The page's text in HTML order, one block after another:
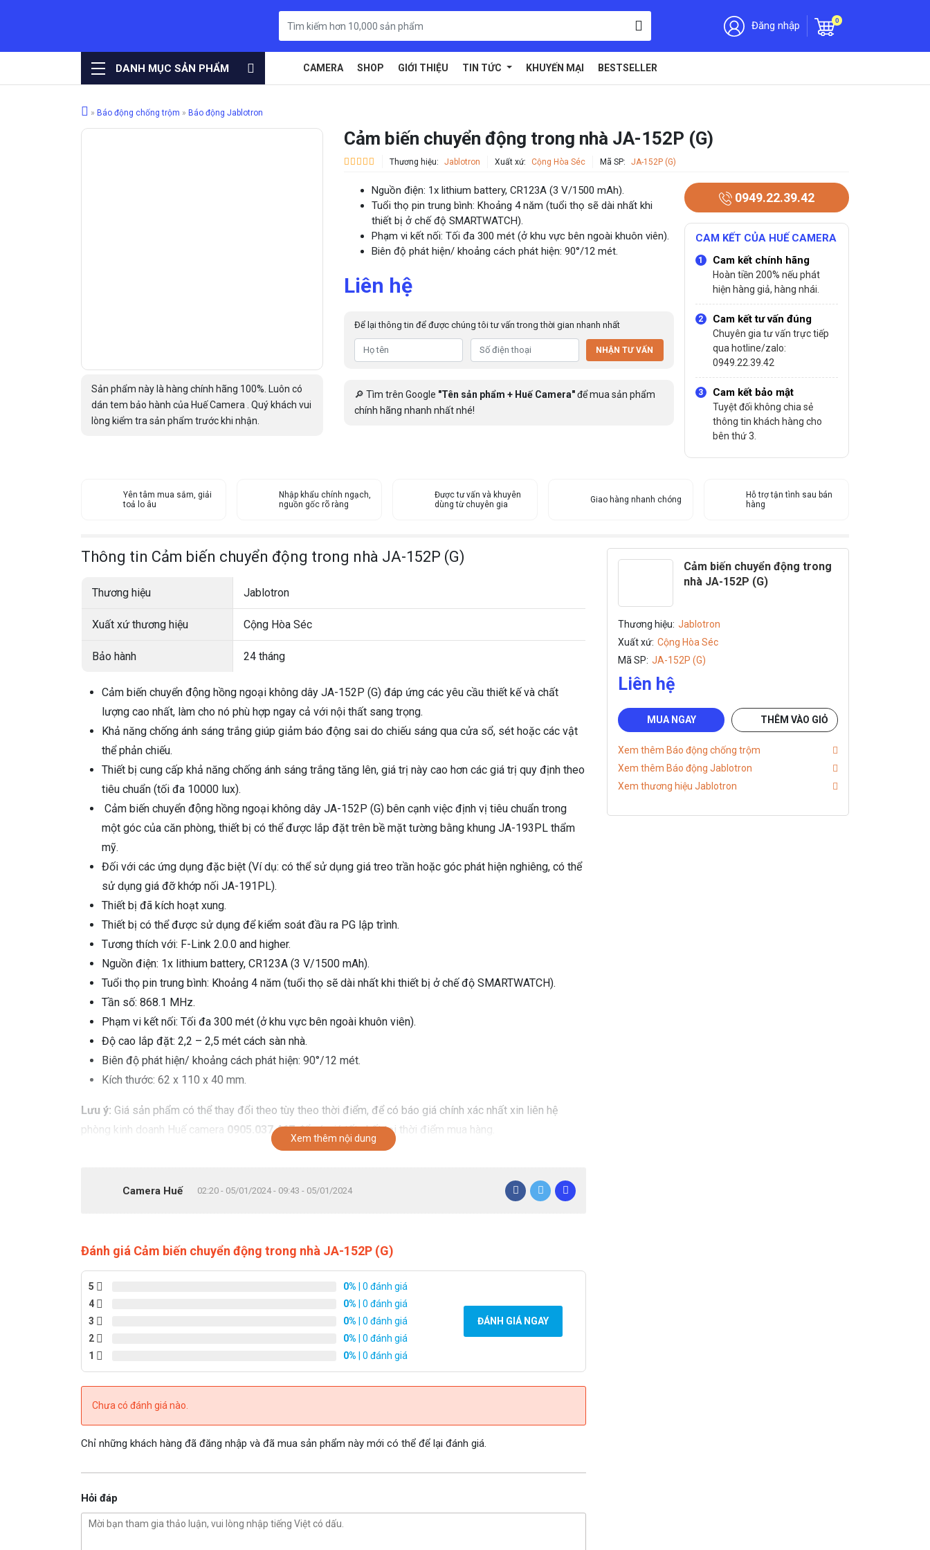
Đăng nhập 0
DANH MỤC SẢN PHẨM CAMERA SHOP GIỚI THIỆU TIN TỨC KHUYẾN MẠI BESTSELLER
» Báo động chống trộm » Báo động Jablotron
Sản phẩm này là hàng chính hãng 100%. Luôn có
dán tem bảo hành của Huế Camera . Quý khách vui
lòng kiểm tra sản phẩm trước khi nhận.
Cảm biến chuyển động trong nhà JA-152P (G)
Thương hiệu: Jablotron Xuất xứ: Cộng Hòa Séc Mã SP: JA-152P (G)
Nguồn điện: 1x lithium battery, CR123A (3 V/1500 mAh).
Tuổi thọ pin trung bình: Khoảng 4 năm (tuổi thọ sẽ dài nhất khi
thiết bị ở chế độ SMARTWATCH).
Phạm vi kết nối: Tối đa 300 mét (ở khu vực bên ngoài khuôn viên).
Biên độ phát hiện/ khoảng cách phát hiện: 90°/12 mét.
Liên hệ
Để lại thông tin để được chúng tôi tư vấn trong thời gian nhanh nhất
NHẬN TƯ VẤN
🔎 Tìm trên Google "Tên sản phẩm + Huế Camera"để mua sản phẩm
chính hãng nhanh nhất nhé!
0949.22.39.42
CAM KẾT CỦA HUẾ CAMERA
Cam kết chính hãng
Hoàn tiền 200% nếu phát
hiện hàng giả, hàng nhái.
Cam kết tư vấn đúng
Chuyên gia tư vấn trực tiếp
qua hotline/zalo:
0949.22.39.42
Cam kết bảo mật
Tuyệt đối không chia sẻ
thông tin khách hàng cho
bên thứ 3.
Yên tâm mua sắm, giải
toả lo âu
Nhập khẩu chính ngạch,
nguồn gốc rõ ràng
Được tư vấn và khuyên
dùng từ chuyên gia
Giao hàng nhanh chóng
Hỗ trợ tận tình sau bán
hàng
Thông tin Cảm biến chuyển động trong nhà JA-152P (G)
Thương hiệu Jablotron
Xuất xứ thương hiệu Cộng Hòa Séc
Bảo hành 24 tháng
Cảm biến chuyển động hồng ngoại không dây JA-152P (G) đáp ứng các yêu cầu thiết kế và chất
lượng cao nhất, làm cho nó phù hợp ngay cả với nội thất sang trọng.
Khả năng chống ánh sáng trắng giúp giảm báo động sai do chiếu sáng qua cửa sổ, sét hoặc các vật
thể phản chiếu.
Thiết bị cung cấp khả năng chống ánh sáng trắng tăng lên, giá trị này cao hơn các giá trị quy định theo
tiêu chuẩn (tối đa 10000 lux).
Cảm biến chuyển động hồng ngoại không dây JA-152P (G) bên cạnh việc định vị tiêu chuẩn trong
một góc của căn phòng, thiết bị có thể được lắp đặt trên bề mặt tường bằng khung JA-193PL thẩm
mỹ.
Đối với các ứng dụng đặc biệt (Ví dụ: có thể sử dụng giá treo trần hoặc góc phát hiện nghiêng, có thể
sử dụng giá đỡ khớp nối JA-191PL).
Thiết bị đã kích hoạt xung.
Thiết bị có thể được sử dụng để kiểm soát đầu ra PG lập trình.
Tương thích với: F-Link 2.0.0 and higher.
Nguồn điện: 1x lithium battery, CR123A (3 V/1500 mAh).
Tuổi thọ pin trung bình: Khoảng 4 năm (tuổi thọ sẽ dài nhất khi thiết bị ở chế độ SMARTWATCH).
Tần số: 868.1 MHz.
Phạm vi kết nối: Tối đa 300 mét (ở khu vực bên ngoài khuôn viên).
Độ cao lắp đặt: 2,2 – 2,5 mét cách sàn nhà.
Biên độ phát hiện/ khoảng cách phát hiện: 90°/12 mét.
Kích thước: 62 x 110 x 40 mm.
Lưu ý: Giá sản phẩm có thể thay đổi theo tùy theo thời điểm, để có báo giá chính xác nhất xin liên hệ
phòng kinh doanh Huế camera 0905.037.467để có giá tốt nhất tại thời điểm mua hàng.
Xem thêm nội dung
Camera Huế 02:20 - 05/01/2024 - 09:43 - 05/01/2024
Cảm biến chuyển động trong
nhà JA-152P (G)
Thương hiệu: Jablotron
Xuất xứ: Cộng Hòa Séc
Mã SP: JA-152P (G)
Liên hệ
MUA NGAY THÊM VÀO GIỎ
Xem thêm Báo động chống trộm
Xem thêm Báo động Jablotron
Xem thương hiệu Jablotron
Đánh giá Cảm biến chuyển động trong nhà JA-152P (G)
5 0% | 0 đánh giá
4
0% | 0 đánh giá
3
0% | 0 đánh giá
2
0% | 0 đánh giá
1
0% | 0 đánh giá
ĐÁNH GIÁ NGAY
Chưa có đánh giá nào.
Chỉ những khách hàng đã đăng nhập và đã mua sản phẩm này mới có thể để lại đánh giá.
Hỏi đáp